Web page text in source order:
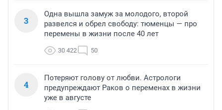
3
Одна вышла замуж за молодого, второй
развелся и обрел свободу: тюменцы — про
перемены в жизни после 40 лет
30 422 50
4
Потеряют голову от любви. Астрологи
предупреждают Раков о переменах в жизни
уже в августе